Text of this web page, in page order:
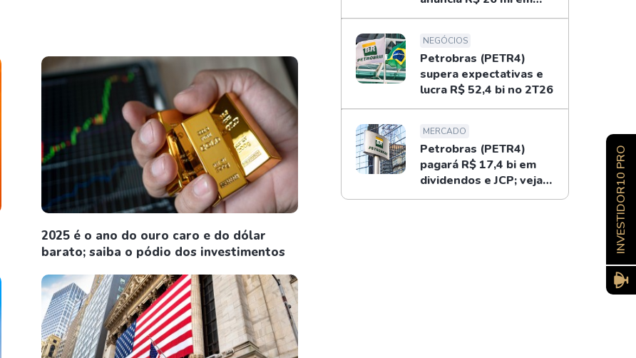
2025 é o ano do ouro caro e do dólar
barato; saiba o pódio dos investimentos
dividendos
NEGÓCIOS
Petrobras (PETR4)
supera expectativas e
lucra R$ 52,4 bi no 2T26
MERCADO
Petrobras (PETR4)
pagará R$ 17,4 bi em
dividendos e JCP; veja
como receber
INVESTIDOR10 PRO